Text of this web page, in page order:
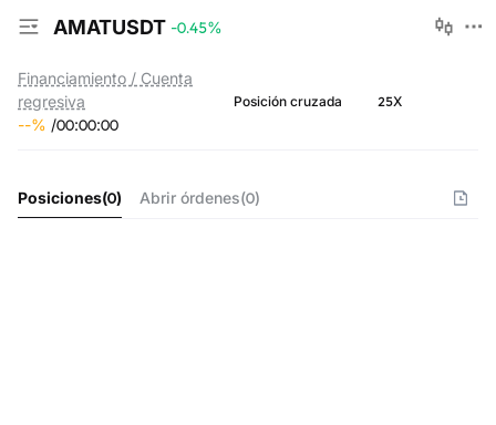
AMATUSDT -0.45%
Financiamiento / Cuenta
regresiva
--% /00:00:00
Posición cruzada 25X
Posiciones(0) Abrir órdenes(0)